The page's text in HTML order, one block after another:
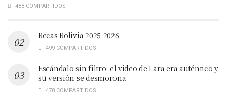
488 COMPARTIDOS
Becas Bolivia 2025-2026
499 COMPARTIDOS
Escándalo sin filtro: el video de Lara era auténtico y
su versión se desmorona
478 COMPARTIDOS